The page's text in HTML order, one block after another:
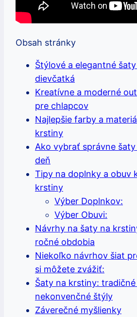
Obsah stránky
Štýlové a elegantné
dievčatká
Kreatívne a moderné
pre chlapcov
Najlepšie farby a
krstiny
Ako vybrať správne
deň
Tipy na doplnky a obuv
krstiny
Výber Doplnkov:
Výber Obuvi:
Návrhy na šaty na
ročné obdobia
Niekoľko návrhov šiat
si môžete zvážiť:
Šaty na krstiny: tradičné
nekonvenčné štýly
Záverečné myšlienky